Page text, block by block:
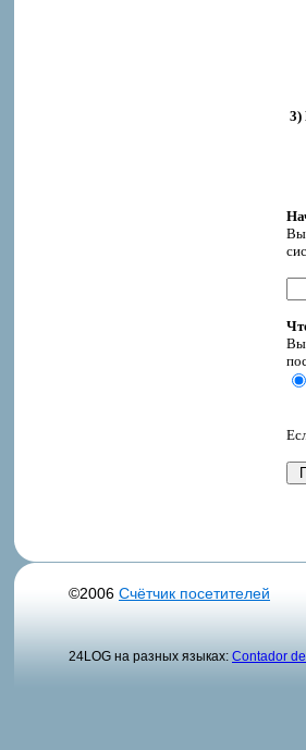
3)
Вы
Вы
©2006 Счётчик посетителей
24LOG на разных языках: Contador